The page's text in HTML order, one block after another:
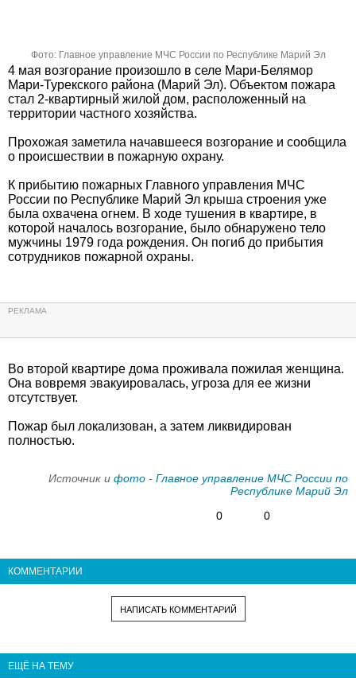
Фото: Главное управление МЧС России по Республике Марий Эл
4 мая возгорание произошло в селе Мари-Белямор
Мари-Турекского района (Марий Эл). Объектом пожара
стал 2-квартирный жилой дом, расположенный на
территории частного хозяйства.
Прохожая заметила начавшееся возгорание и сообщила
о происшествии в пожарную охрану.
К прибытию пожарных Главного управления МЧС
России по Республике Марий Эл крыша строения уже
была охвачена огнем. В ходе тушения в квартире, в
которой началось возгорание, было обнаружено тело
мужчины 1979 года рождения. Он погиб до прибытия
сотрудников пожарной охраны.
Во второй квартире дома проживала пожилая женщина.
Она вовремя эвакуировалась, угроза для ее жизни
отсутствует.
Пожар был локализован, а затем ликвидирован
полностью.
Источник и фото - Главное управление МЧС России по
Республике Марий Эл
0
0
КОММЕНТАРИИ
НАПИСАТЬ КОММЕНТАРИЙ
ЕЩЁ НА ТЕМУ